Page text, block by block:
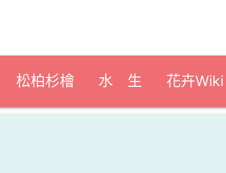
松柏杉檜 水 生 花卉Wiki